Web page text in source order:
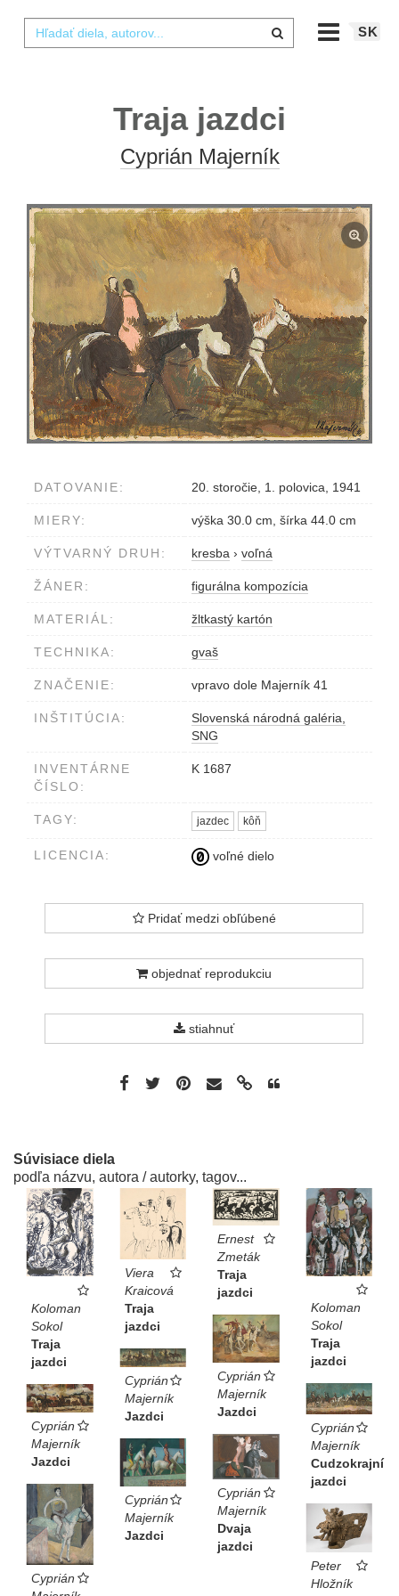
SK
Traja jazdci
Cyprián Majerník
DATOVANIE: 20. storočie, 1. polovica, 1941
MIERY: výška 30.0 cm, šírka 44.0 cm
VÝTVARNÝ DRUH: kresba › voľná
ŽÁNER: figurálna kompozícia
MATERIÁL: žltkastý kartón
TECHNIKA: gvaš
ZNAČENIE: vpravo dole Majerník 41
INŠTITÚCIA:
Slovenská národná galéria,
SNG
INVENTÁRNE
ČÍSLO:
K 1687
TAGY: jazdec kôň
LICENCIA: voľné dielo
Pridať medzi obľúbené
objednať reprodukciu
stiahnuť
Súvisiace diela
podľa názvu, autora / autorky, tagov...
Koloman
Sokol
Traja
jazdci
Viera
Kraicová
Traja
jazdci
Ernest
Zmeták
Traja
jazdci
Koloman
Sokol
Traja
jazdci
Cyprián
Majerník
Jazdci
Cyprián
Majerník
Jazdci
Cyprián
Majerník
Cudzokrajní
jazdci
Cyprián
Majerník
Jazdci
Cyprián
Majerník
Dvaja
jazdci
Cyprián
Majerník
Jazdci
Cyprián
Peter
Hložník